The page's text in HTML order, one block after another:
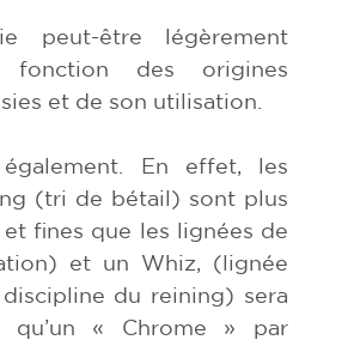
peut-être légèrement
fonction des origines
et de son utilisation.
En effet, les
(tri de bétail) sont plus
fines que les lignées de
et un Whiz, (lignée
du reining) sera
« Chrome » par